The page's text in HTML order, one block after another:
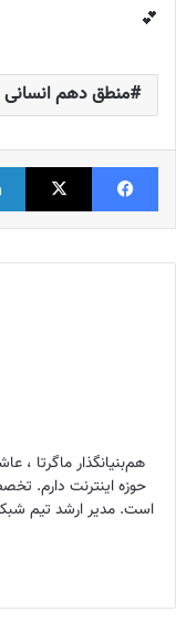
💕
منطق دهم انسانی
فیس بوک X
حوزه اینترنت دارم.
است. مدیر ارشد تیم